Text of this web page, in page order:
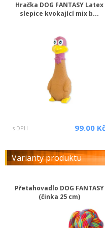
Hračka DOG FANTASY Latex
slepice kvokající mix b...
s DPH 99.00
Varianty produktu
Přetahovadlo DOG FANTASY
(činka 25 cm)